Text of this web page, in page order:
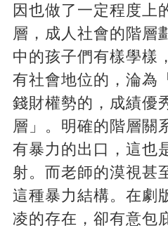
因也做了一定程度上
層，成人社會的階層
中的孩子們有樣學樣
有社會地位的，淪為
錢財權勢的，成績優
層」。明確的階層關
有暴力的出口，這也
射。而老師的漠視甚
這種暴力結構。在劇
凌的存在，卻有意包